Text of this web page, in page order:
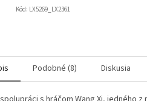
Kód: LX5269_LX2361
Podobné (8) Diskusia